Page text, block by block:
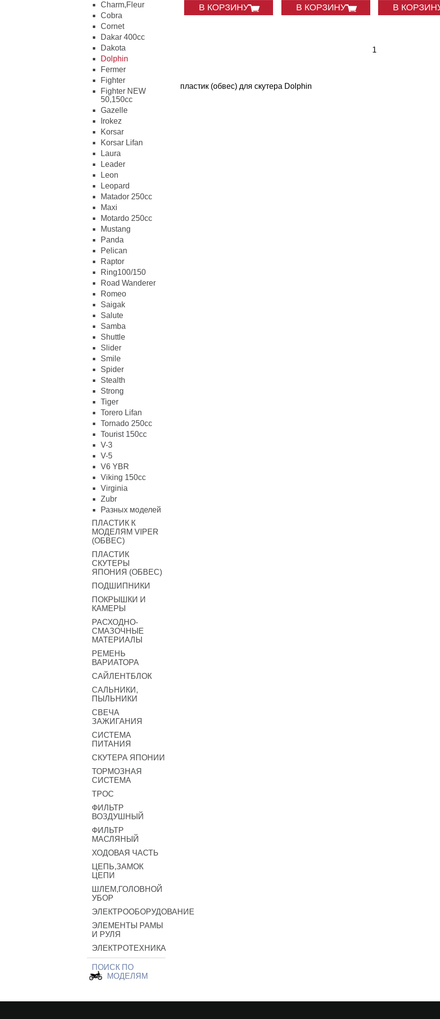
Charm,Fleur
Cobra
Cornet
Dakar 400cc
Dakota
Dolphin
Fermer
Fighter
Fighter NEW
50,150cc
Gazelle
Irokez
Korsar
Korsar Lifan
Laura
Leader
Leon
Leopard
Matador 250cc
Maxi
Motardo 250cc
Mustang
Panda
Pelican
Raptor
Ring100/150
Road Wanderer
Romeo
Saigak
Salute
Samba
Shuttle
Slider
Smile
Spider
Stealth
Strong
Tiger
Torero Lifan
Tornado 250cc
Tourist 150cc
V-3
V-5
V6 YBR
Viking 150cc
Virginia
Zubr
Разных моделей
ПЛАСТИК К
МОДЕЛЯМ VIPER
(ОБВЕС)
ПЛАСТИК
СКУТЕРЫ
ЯПОНИЯ (ОБВЕС)
ПОДШИПНИКИ
ПОКРЫШКИ И
КАМЕРЫ
РАСХОДНО-
СМАЗОЧНЫЕ
МАТЕРИАЛЫ
РЕМЕНЬ
ВАРИАТОРА
САЙЛЕНТБЛОК
САЛЬНИКИ,
ПЫЛЬНИКИ
СВЕЧА
ЗАЖИГАНИЯ
СИСТЕМА
ПИТАНИЯ
СКУТЕРА ЯПОНИИ
ТОРМОЗНАЯ
СИСТЕМА
ТРОС
ФИЛЬТР
ВОЗДУШНЫЙ
ФИЛЬТР
МАСЛЯНЫЙ
ХОДОВАЯ ЧАСТЬ
ЦЕПЬ,ЗАМОК
ЦЕПИ
ШЛЕМ,ГОЛОВНОЙ
УБОР
ЭЛЕКТРООБОРУДОВАНИЕ
ЭЛЕМЕНТЫ РАМЫ
И РУЛЯ
ЭЛЕКТРОТЕХНИКА
ПОИСК ПО
МОДЕЛЯМ
В КОРЗИНУ В КОРЗИНУ В
1
пластик (обвес) для скутера Dolphin